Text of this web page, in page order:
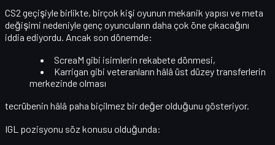
CS2 geçişiyle birlikte, birçok kişi oyunun mekanik yapısı ve meta
değişimi nedeniylegenç oyuncuların daha çok öne çıkacağını
iddia ediyordu. Ancak son dönemde:
ScreaM gibi isimlerin rekabete dönmesi,
Karrigan gibi veteranların hâlâ üst düzey transferlerin
merkezinde olması
tecrübenin hâlâ paha biçilmez bir değer olduğunu gösteriyor.
IGL pozisyonu söz konusu olduğunda: